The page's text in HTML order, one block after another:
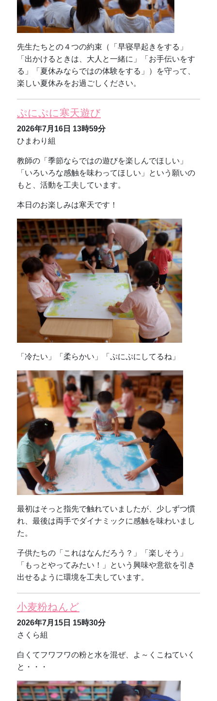
先生たちとの４つの約束（「早寝早起きをする」
「出かけるときは、大人と一緒に」「お手伝いをす
る」「夏休みならではの体験をする」）を守って、
楽しい夏休みをお過ごしください。
ぷにぷに寒天遊び
2026年7月16日 13時59分
ひまわり組
教師の「季節ならではの遊びを楽しんでほしい」
「いろいろな感触を味わってほしい」という願いの
もと、活動を工夫しています。
本日のお楽しみは寒天です！
「冷たい」「柔らかい」「ぷにぷにしてるね」
最初はそっと指先で触れていましたが、少しずつ慣
れ、最後は両手でダイナミックに感触を味わいまし
た。
子供たちの「これはなんだろう？」「楽しそう」
「もっとやってみたい！」という興味や意欲を引き
出せるように環境を工夫しています。
小麦粉ねんど
2026年7月15日 15時30分
さくら組
白くてフワフワの粉と水を混ぜ、よ～くこねていく
と・・・